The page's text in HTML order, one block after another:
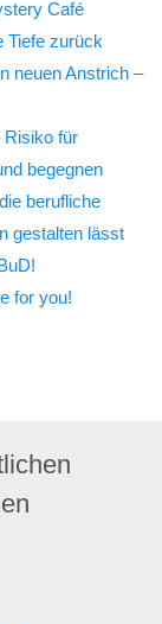
Café
Tiefe zurück
neuen Anstrich –
Risiko für
begegnen
berufliche
gestalten lässt
for you!